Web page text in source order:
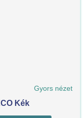
Gyors nézet
Kék